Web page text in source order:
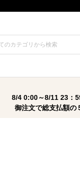
8/4 0:00～8/11 23：
御注文で総支払額の